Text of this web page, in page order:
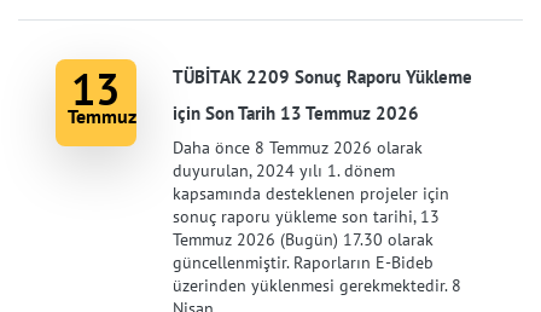
13
Temmuz
TÜBİTAK 2209 Sonuç Raporu Yükleme
için Son Tarih 13 Temmuz 2026
Daha önce 8 Temmuz 2026 olarak
duyurulan, 2024 yılı 1. dönem
kapsamında desteklenen projeler için
sonuç raporu yükleme son tarihi, 13
Temmuz 2026 (Bugün) 17.30 olarak
güncellenmiştir. Raporların E-Bideb
üzerinden yüklenmesi gerekmektedir. 8